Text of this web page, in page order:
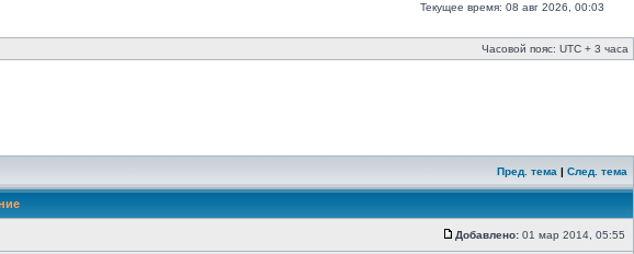
Текущее время: 08 авг 2026, 00:03
Часовой пояс: UTC + 3 часа
Пред. тема | След. тема
Добавлено: 01 мар 2014, 05:55